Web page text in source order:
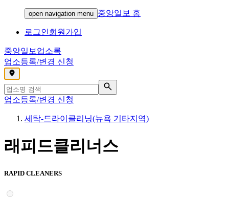
open navigation menu 중앙일보 홈
로그인회원가입
중앙일보 업소록
업소등록/변경 신청
,
업소등록/변경 신청
세탁-드라이클리닝(뉴욕 기타지역)
래피드클리너스
RAPID CLEANERS